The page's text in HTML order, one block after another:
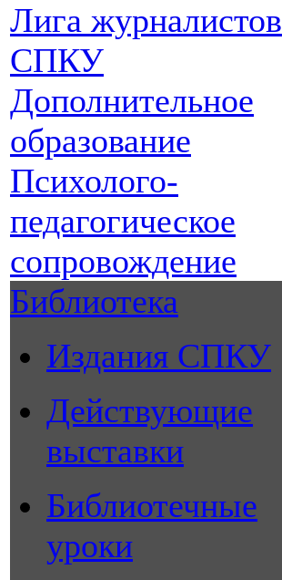
Лига журналистов
СПКУ
Дополнительное
образование
Психолого-
педагогическое
сопровождение
Библиотека
Издания СПКУ
Действующие
выставки
Библиотечные
уроки